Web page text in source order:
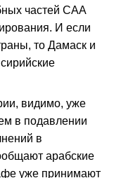
частей САА
И если
то Дамаск и
видимо, уже
в подавлении
в
арабские
уже принимают